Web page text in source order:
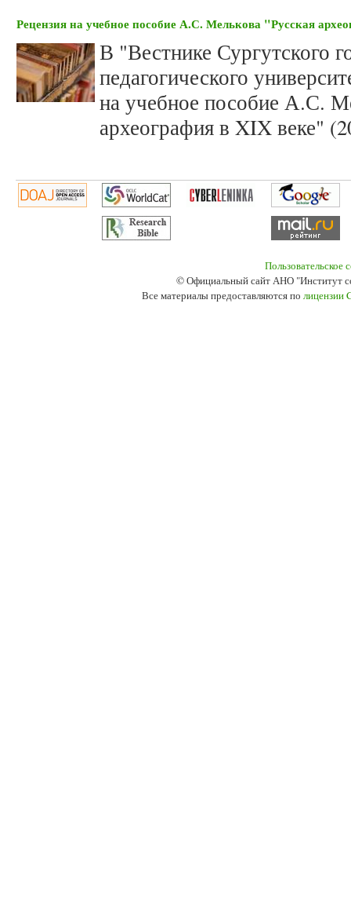
Рецензия на учебное пособие А.С. Мелькова "Русская
В "Вестнике Сургутского
педагогического
на учебное пособие А.С.
археография в XIX веке"
Пользовательское
© Официальный сайт АНО "Институт
Все материалы предоставляются по лицензии